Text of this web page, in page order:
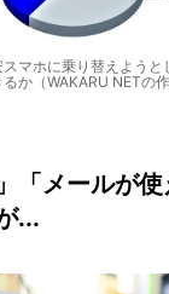
スマホに乗り替えようと
か（WAKARU NETの作
「メールが
...